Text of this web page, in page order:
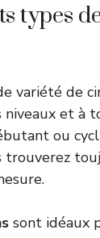
types
variété de
et à
ou
trouverez
sont idéaux